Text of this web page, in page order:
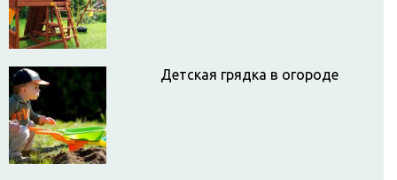
Детская грядка в огороде